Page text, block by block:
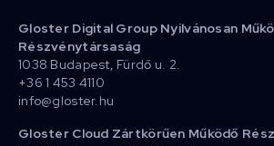
Gloster Digital Group Nyilvánosan
Részvénytársaság
1038 Budapest, Fürdő u. 2.
+36 1 453 4110
info@gloster.hu
Gloster Cloud Zártkörűen Működő